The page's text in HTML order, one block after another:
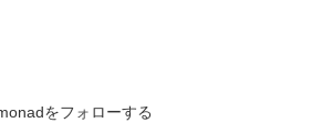
をフォローする